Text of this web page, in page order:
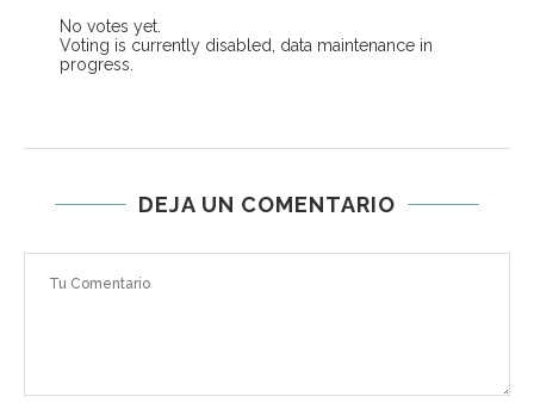
No votes yet.
Voting is currently disabled, data maintenance in
progress.
DEJA UN COMENTARIO